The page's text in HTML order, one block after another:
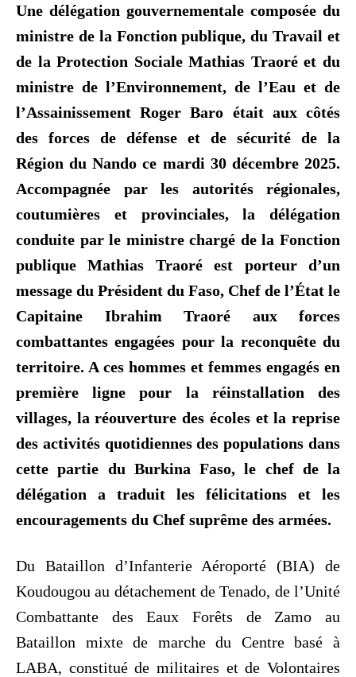
Une délégation gouvernementale composée du
ministre de la Fonction publique, du Travail et
de la Protection Sociale Mathias Traoré et du
ministre de l’Environnement, de l’Eau et de
l’Assainissement Roger Baro était aux côtés
des forces de défense et de sécurité de la
Région du Nando ce mardi 30 décembre 2025.
Accompagnée par les autorités régionales,
coutumières et provinciales, la délégation
conduite par le ministre chargé de la Fonction
publique Mathias Traoré est porteur d’un
message du Président du Faso, Chef de l’État le
Capitaine Ibrahim Traoré aux forces
combattantes engagées pour la reconquête du
territoire. A ces hommes et femmes engagés en
première ligne pour la réinstallation des
villages, la réouverture des écoles et la reprise
des activités quotidiennes des populations dans
cette partie du Burkina Faso, le chef de la
délégation a traduit les félicitations et les
encouragements du Chef suprême des armées.
Du Bataillon d’Infanterie Aéroporté (BIA) de
Koudougou au détachement de Tenado, de l’Unité
Combattante des Eaux Forêts de Zamo au
Bataillon mixte de marche du Centre basé à
LABA, constitué de militaires et de Volontaires